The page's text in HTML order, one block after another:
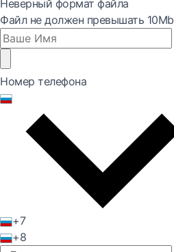
Неверный формат файла
Файл не должен превышать 10Mb
Номер телефона
+7
+8